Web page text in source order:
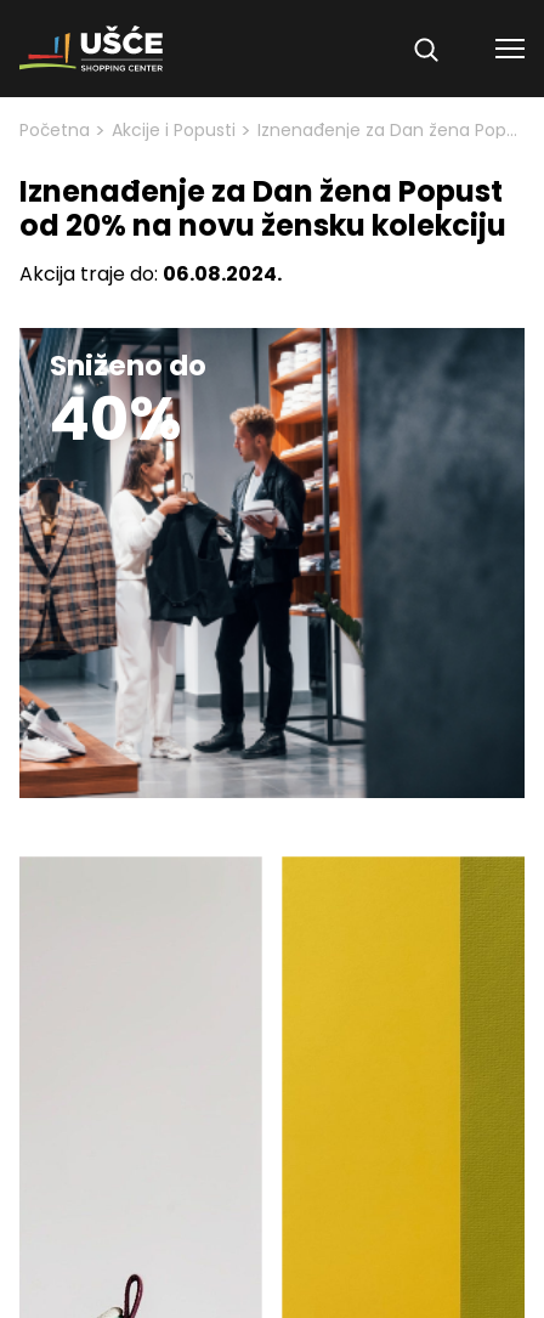
Skip to content
Početna > Akcije i Popusti > Iznenađenje za Dan žena Popust od 20% na novu žensku kolekciju
Iznenađenje za Dan žena Popust
od 20% na novu žensku kolekciju
Akcija traje do: 06.08.2024.
Sniženo do
40%